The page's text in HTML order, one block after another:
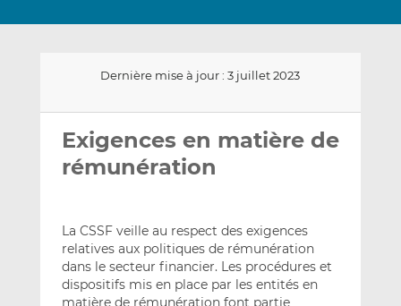
Dernière mise à jour : 3 juillet 2023
email
LinkedIn
Facebook
Exigences en matière de
rémunération
La CSSF veille au respect des exigences
relatives aux politiques de rémunération
dans le secteur financier. Les procédures et
dispositifs mis en place par les entités en